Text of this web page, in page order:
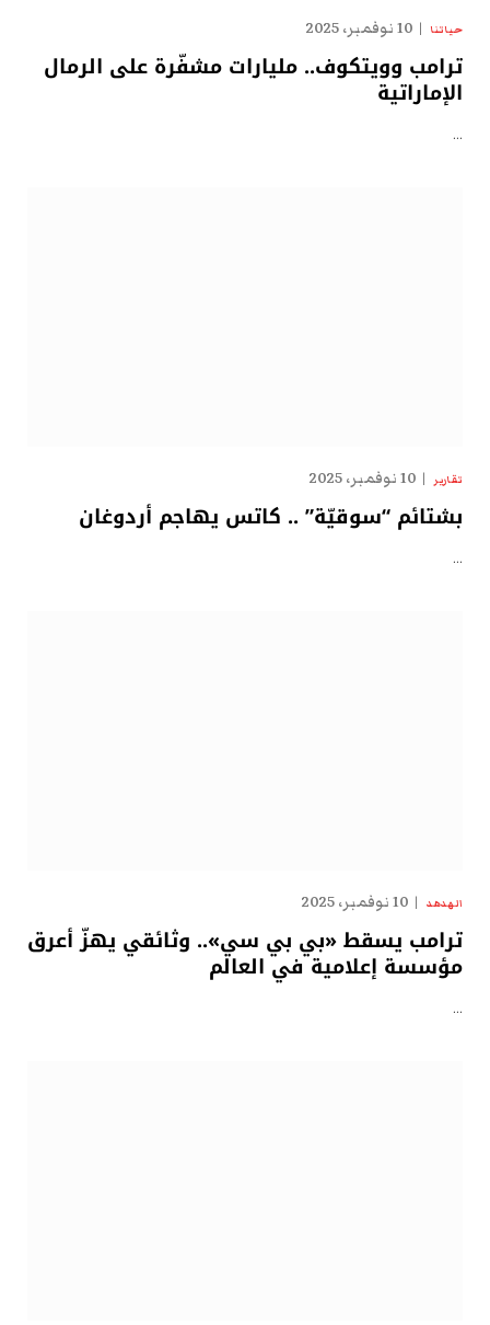
حياتنا 10 نوفمبر، 2025
ترامب وويتكوف.. مليارات مشفّرة على الرمال
الإماراتية
…
تقارير 10 نوفمبر، 2025
بشتائم “سوقيّة” .. كاتس يهاجم أردوغان
…
الهدهد 10 نوفمبر، 2025
ترامب يسقط «بي بي سي».. وثائقي يهزّ أعرق
مؤسسة إعلامية في العالم
…